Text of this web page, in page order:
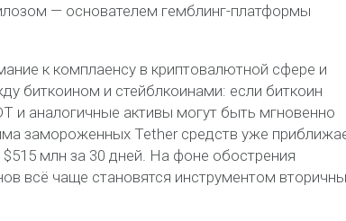
— основателем гемблинг-платформы
к комплаенсу в криптовалютной сфере и
биткоином и стейблкоинами: если биткоин
и аналогичные активы могут быть мгновенно
замороженных Tether средств уже
млн за 30 дней. На фоне обострения
всё чаще становятся инструментом